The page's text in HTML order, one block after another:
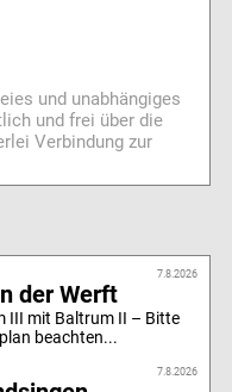
und unabhängiges
und frei über die
Verbindung zur
7.8.2026
der Werft
III mit Baltrum II – Bitte
beachten...
7.8.2026